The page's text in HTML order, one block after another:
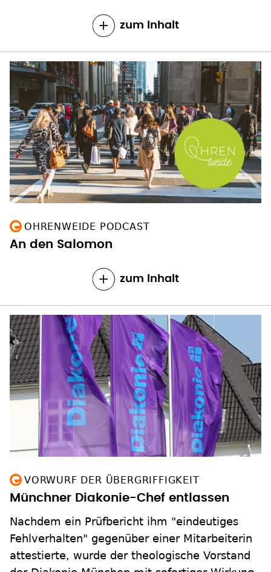
zum Inhalt
OHRENWEIDE PODCAST
An den Salomon
zum Inhalt
VORWURF DER ÜBERGRIFFIGKEIT
Münchner Diakonie-Chef entlassen
Nachdem ein Prüfbericht ihm "eindeutiges
Fehlverhalten" gegenüber einer Mitarbeiterin
attestierte, wurde der theologische Vorstand